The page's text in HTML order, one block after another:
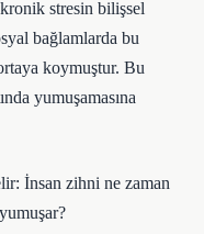
stresin bilişsel
bağlamlarda bu
koymuştur. Bu
yumuşamasına
İnsan zihni ne zaman